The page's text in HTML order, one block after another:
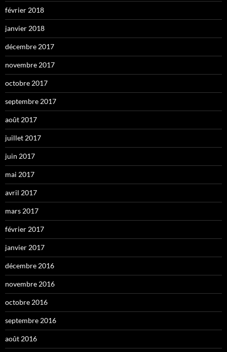
février 2018
janvier 2018
décembre 2017
novembre 2017
octobre 2017
septembre 2017
août 2017
juillet 2017
juin 2017
mai 2017
avril 2017
mars 2017
février 2017
janvier 2017
décembre 2016
novembre 2016
octobre 2016
septembre 2016
août 2016